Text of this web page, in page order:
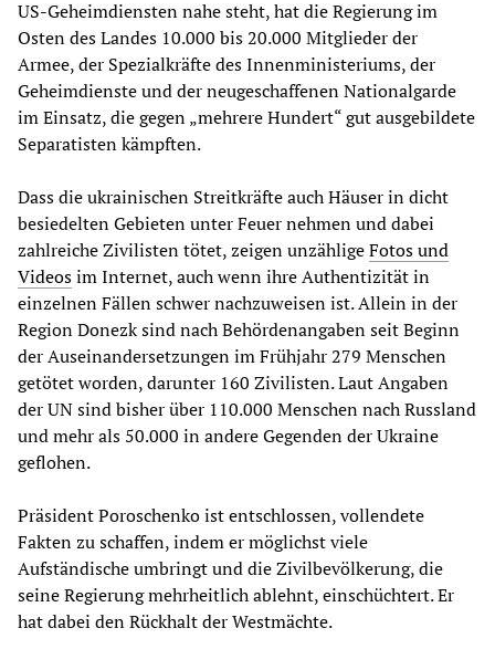
US-Geheimdiensten nahe steht, hat die Regierung im
Osten des Landes 10.000 bis 20.000 Mitglieder der
Armee, der Spezialkräfte des Innenministeriums, der
Geheimdienste und der neugeschaffenen Nationalgarde
im Einsatz, die gegen „mehrere Hundert“ gut ausgebildete
Separatisten kämpften.
Dass die ukrainischen Streitkräfte auch Häuser in dicht
besiedelten Gebieten unter Feuer nehmen und dabei
zahlreiche Zivilisten tötet, zeigen unzähligeFotos und
Videosim Internet, auch wenn ihre Authentizität in
einzelnen Fällen schwer nachzuweisen ist. Allein in der
Region Donezk sind nach Behördenangaben seit Beginn
der Auseinandersetzungen im Frühjahr 279 Menschen
getötet worden, darunter 160 Zivilisten. Laut Angaben
der UN sind bisher über 110.000 Menschen nach Russland
und mehr als 50.000 in andere Gegenden der Ukraine
geflohen.
Präsident Poroschenko ist entschlossen, vollendete
Fakten zu schaffen, indem er möglichst viele
Aufständische umbringt und die Zivilbevölkerung, die
seine Regierung mehrheitlich ablehnt, einschüchtert. Er
hat dabei den Rückhalt der Westmächte.